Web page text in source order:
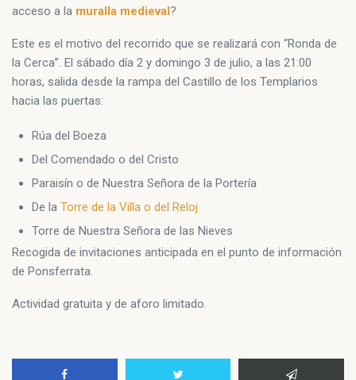
acceso a la muralla medieval?
Este es el motivo del recorrido que se realizará con “Ronda de
la Cerca”. El sábado día 2 y domingo 3 de julio, a las 21:00
horas, salida desde la rampa del Castillo de los Templarios
hacia las puertas:
Rúa del Boeza
Del Comendado o del Cristo
Paraisín o de Nuestra Señora de la Portería
De la Torre de la Villa o del Reloj
Torre de Nuestra Señora de las Nieves
Recogida de invitaciones anticipada en el punto de información
de Ponsferrata.
Actividad gratuita y de aforo limitado.